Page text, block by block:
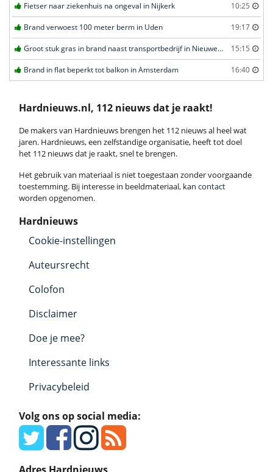
Fietser naar ziekenhuis na ongeval in Nijkerk 10:25
Brand verwoest 100 meter berm in Uden 19:17
Groot stuk gras in brand naast transportbedrijf in Nieuwegein 15:15
Brand in flat beperkt tot balkon in Amsterdam 16:40
Hardnieuws.nl, 112 nieuws dat je raakt!
De makers van Hardnieuws brengen het 112 nieuws al heel wat
jaren. Hardnieuws, een zelfstandige organisatie, heeft tot doel
het 112 nieuws dat je raakt, snel te brengen.
Het gebruik van materiaal is niet toegestaan zonder voorgaande
toestemming. Bij interesse in beeldmateriaal, kan contact
worden opgenomen.
Hardnieuws
Cookie-instellingen
Auteursrecht
Colofon
Disclaimer
Doe je mee?
Interessante links
Privacybeleid
Volg ons op social media: